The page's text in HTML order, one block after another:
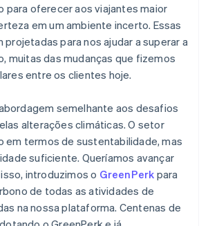
para oferecer aos viajantes maior
em um ambiente incerto. Essas
para nos ajudar a superar a
muitas das mudanças que fizemos
entre os clientes hoje.
semelhante aos desafios
alterações climáticas. O setor
em termos de sustentabilidade, mas
suficiente. Queríamos avançar
introduzimos o GreenPerk para
de todas as atividades de
na nossa plataforma. Centenas de